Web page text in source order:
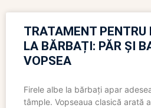
TRATAMENT PENTRU
LA BĂRBAȚI: PĂR ȘI
VOPSEA
Firele albe la bărbați apar
tâmple. Vopseaua clasică arată